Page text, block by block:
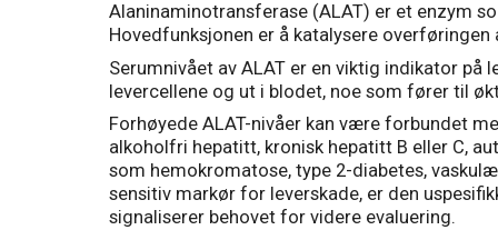
Alaninaminotransferase (ALAT) er et enzym
Hovedfunksjonen er å katalysere
Serumnivået av ALAT er en viktig indikator
levercellene og ut i blodet, noe som fører til
Forhøyede ALAT-nivåer kan være forbundet
alkoholfri hepatitt, kronisk hepatitt B eller C,
som hemokromatose, type 2-diabetes,
sensitiv markør for leverskade, er den
signaliserer behovet for videre evaluering.